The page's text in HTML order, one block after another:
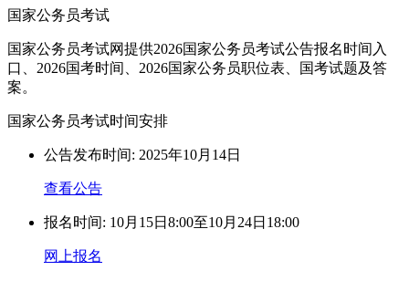
国家公务员考试
国家公务员考试网提供2026国家公务员考试公告报名时间入
口、2026国考时间、2026国家公务员职位表、国考试题及答
案。
国家公务员考试时间安排
公告发布时间: 2025年10月14日
查看公告
报名时间: 10月15日8:00至10月24日18:00
网上报名